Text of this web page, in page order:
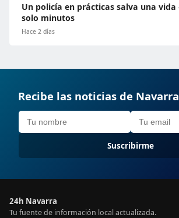
Un policía en prácticas salva una vida
solo minutos
Hace 2 días
Recibe las noticias de
Suscribirme
24h Navarra
Tu fuente de información local actualizada.